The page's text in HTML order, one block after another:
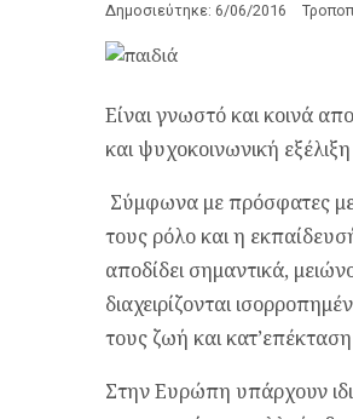
Δημοσιεύτηκε: 6/06/2016
Είναι γνωστό και κοινά
και ψυχοκοινωνική
Σύμφωνα με πρόσφατες
τους ρόλο και η
αποδίδει σημαντικά,
διαχειρίζονται
τους ζωή και
Στην Ευρώπη υπάρχουν